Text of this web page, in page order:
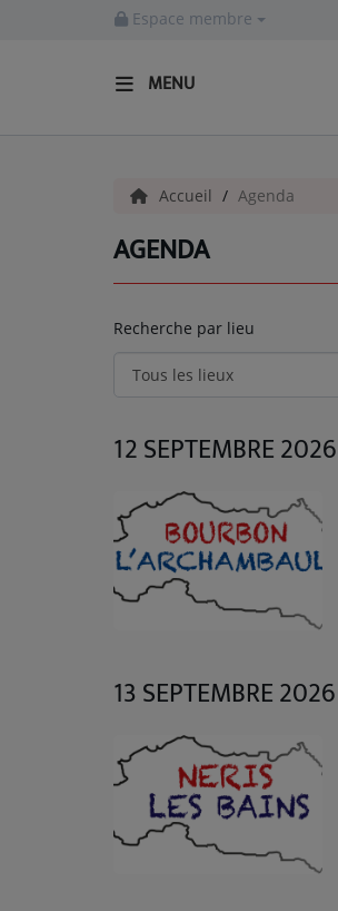
Espace membre
MENU
INFOS - ALLIER
EMISSIONS
Titres diffusés
Accueil Agenda
AGENDA
Recherche par lieu
12 SEPTEMBRE 2026
13 SEPTEMBRE 2026